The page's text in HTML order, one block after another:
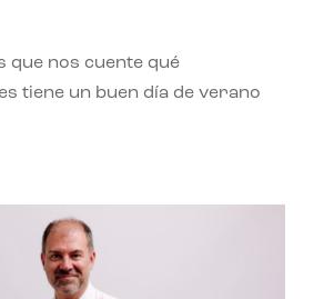
que nos cuente qué
tiene un buen día de verano